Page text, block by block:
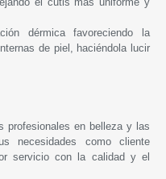
dérmica favoreciendo la
de piel, haciéndola lucir
profesionales en belleza y las
necesidades como cliente
servicio con la calidad y el